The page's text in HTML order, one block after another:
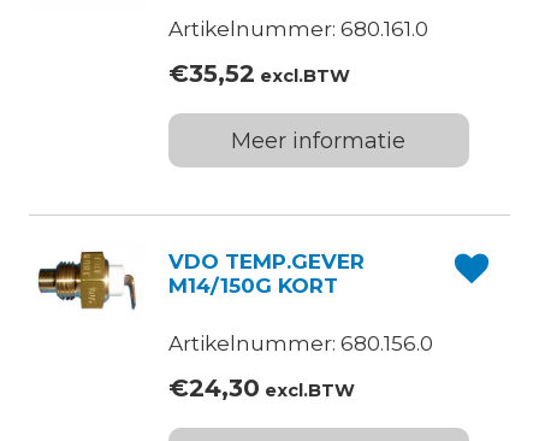
Artikelnummer: 680.161.0
€35,52 excl.BTW
Meer informatie
VDO TEMP.GEVER
M14/150G KORT
Artikelnummer: 680.156.0
€24,30 excl.BTW